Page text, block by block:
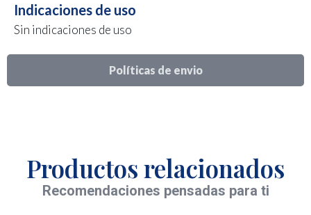
Políticas de envio
Indicaciones de uso
Sin indicaciones de uso
Productos relacionados
Recomendaciones pensadas para ti